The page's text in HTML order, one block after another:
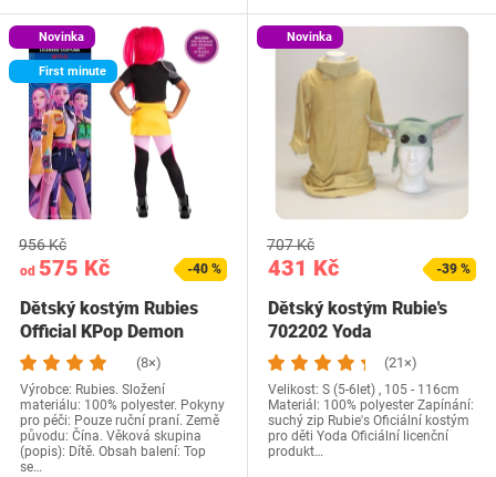
Novinka
First minute
od 575 Kč
956 Kč
-40 %
Dětský kostým Rubies
Official KPop Demon
Hunters Mira,…(8×)
Výrobce: Rubies. Složení
materiálu: 100% polyester. Pokyny
pro péči: Pouze ruční praní. Země
původu: Čína. Věková skupina
(popis): Dítě. Obsah balení: Top
se…
Novinka
431 Kč
707 Kč
-39 %
Dětský kostým Rubie's
702202 Yoda
(21×)
Velikost: S (5-6let) , 105 - 116cm
Materiál: 100% polyester Zapínání:
suchý zip Rubie's Oficiální kostým
pro děti Yoda Oficiální licenční
produkt…